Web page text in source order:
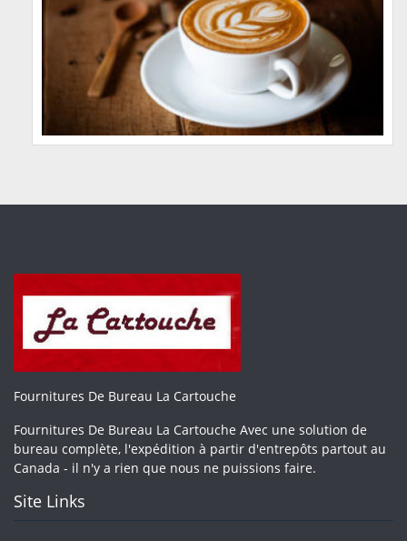
Fournitures De Bureau La Cartouche
Fournitures De Bureau La Cartouche Avec une solution de
bureau complète, l'expédition à partir d'entrepôts partout au
Canada - il n'y a rien que nous ne puissions faire.
Site Links